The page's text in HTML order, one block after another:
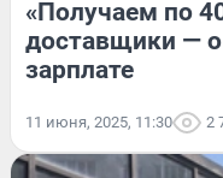
«Получаем по
доставщики — о
зарплате
11 июня, 2025, 11:30 2